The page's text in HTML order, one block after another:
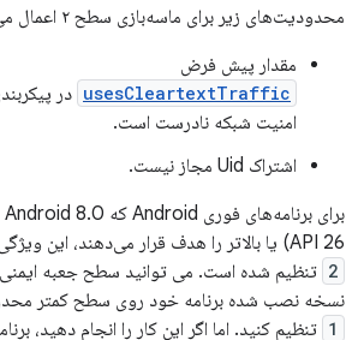
محدودیت‌های زیر برای ماسه‌بازی سطح ۲ اعمال می‌شود:
مقدار پیش فرض
usesCleartextTraffic در
امنیت شبکه نادرست است.
اشتراک Uid مجاز نیست.
API 26) یا بالاتر را هدف قرار می‌دهند، این ویژگی روی
2 تنظیم شده است. می توانید سطح جعبه ایمنی
نسخه نصب شده برنامه خود روی سطح کمتر
1 تنظیم کنید. اما اگر این کار را انجام دهید،